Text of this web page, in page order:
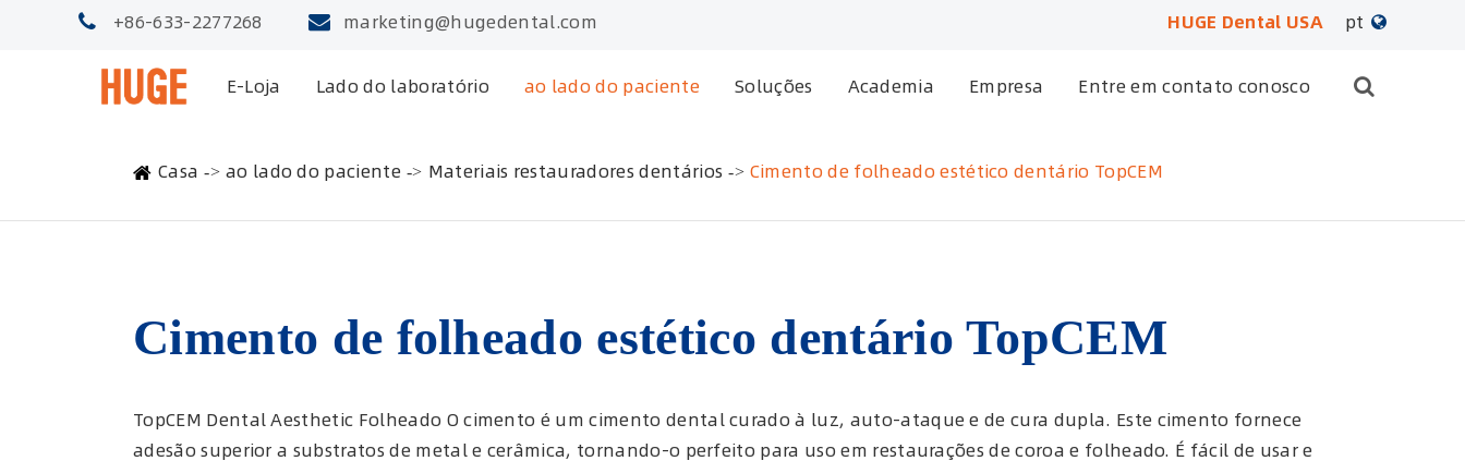
+86-633-2277268 marketing@hugedental.com HUGE Dental USA
pt
العربية
E-Loja Lado do laboratório ao lado do paciente Soluções Academia Empresa Entre em contato conosco
Casa ao lado do paciente Materiais restauradores dentários Cimento de folheado estético dentário TopCEM
Cimento de folheado estético dentário TopCEM
TopCEM Dental Aesthetic Folheado O cimento é um cimento dental curado à luz, auto-ataque e de cura dupla. Este cimento fornece
adesão superior a substratos de metal e cerâmica, tornando-o perfeito para uso em restaurações de coroa e folheado. É fácil de usar e